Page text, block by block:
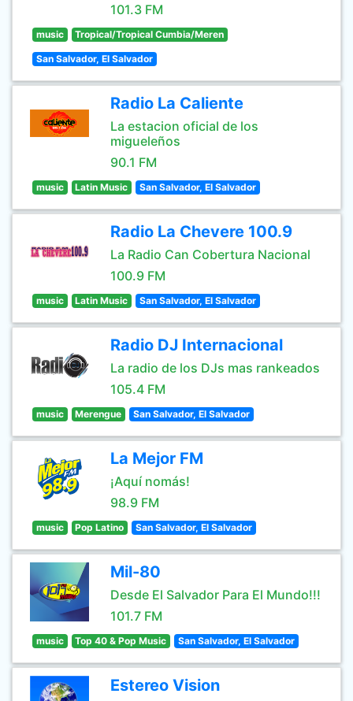
101.3 FM
music Tropical/Tropical Cumbia/Meren
San Salvador, El Salvador
Radio La Caliente
La estacion oficial de los
migueleños
90.1 FM
music Latin Music San Salvador, El Salvador
Radio La Chevere 100.9
La Radio Can Cobertura Nacional
100.9 FM
music Latin Music San Salvador, El Salvador
Radio DJ Internacional
La radio de los DJs mas rankeados
105.4 FM
music Merengue San Salvador, El Salvador
La Mejor FM
¡Aquí nomás!
98.9 FM
music Pop Latino San Salvador, El Salvador
Mil-80
Desde El Salvador Para El Mundo!!!
101.7 FM
music Top 40 & Pop Music San Salvador, El Salvador
Estereo Vision